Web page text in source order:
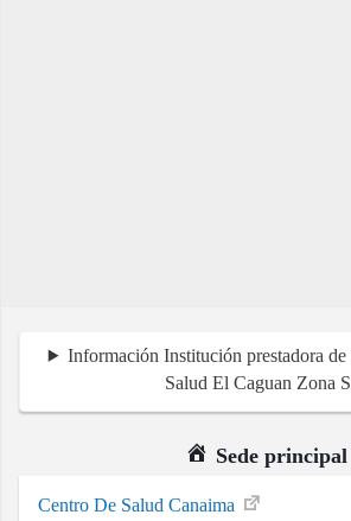
Información Institución prestadora de
Salud El Caguan Zona
Sede principal
Centro De Salud Canaima